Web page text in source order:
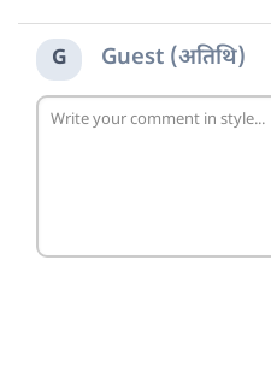
G Guest (अतिथि)